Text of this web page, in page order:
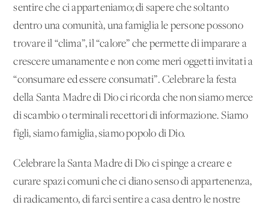
sentire che ci apparteniamo; di sapere che soltanto
dentro una comunità, una famiglia le persone possono
trovare il “clima”, il “calore” che permette di imparare a
crescere umanamente e non come meri oggetti invitati a
“consumare ed essere consumati”. Celebrare la festa
della Santa Madre di Dio ci ricorda che non siamo merce
di scambio o terminali recettori di informazione. Siamo
figli, siamo famiglia, siamo popolo di Dio.
Celebrare la Santa Madre di Dio ci spinge a creare e
curare spazi comuni che ci diano senso di appartenenza,
di radicamento, di farci sentire a casa dentro le nostre